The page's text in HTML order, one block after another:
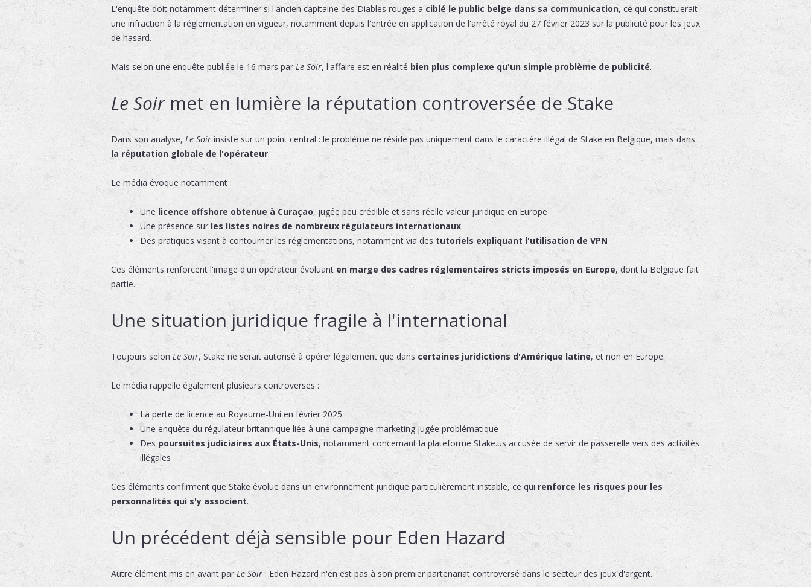
L'enquête doit notamment déterminer si l'ancien capitaine des Diables rouges a ciblé le public belge dans sa communication, ce qui constituerait
une infraction à la réglementation en vigueur, notamment depuis l'entrée en application de l'arrêté royal du 27 février 2023 sur la publicité pour les jeux
de hasard.
Mais selon une enquête publiée le 16 mars parLe Soir, l'affaire est en réalité bien plus complexe qu'un simple problème de publicité.
Le Soirmet en lumière la réputation controversée de Stake
Dans son analyse, Le Soirinsiste sur un point central : le problème ne réside pas uniquement dans le caractère illégal de Stake en Belgique, mais dans
la réputation globale de l'opérateur.
Le média évoque notamment :
Une licence offshore obtenue à Curaçao, jugée peu crédible et sans réelle valeur juridique en Europe
Une présence sur les listes noires de nombreux régulateurs internationaux
Des pratiques visant à contourner les réglementations, notamment via des tutoriels expliquant l'utilisation de VPN
Ces éléments renforcent l'image d'un opérateur évoluant en marge des cadres réglementaires stricts imposés en Europe, dont la Belgique fait
partie.
Une situation juridique fragile à l'international
Toujours selon Le Soir, Stake ne serait autorisé à opérer légalement que dans certaines juridictions d'Amérique latine, et non en Europe.
Le média rappelle également plusieurs controverses :
La perte de licence au Royaume-Uni en février 2025
Une enquête du régulateur britannique liée à une campagne marketing jugée problématique
Des poursuites judiciaires aux États-Unis, notamment concernant la plateforme Stake.us accusée de servir de passerelle vers des activités
illégales
Ces éléments confirment que Stake évolue dans un environnement juridique particulièrement instable, ce qui renforce les risques pour les
personnalités qui s'y associent.
Un précédent déjà sensible pour Eden Hazard
Autre élément mis en avant parLe Soir: Eden Hazard n'en est pas à son premier partenariat controversé dans le secteur des jeux d'argent.